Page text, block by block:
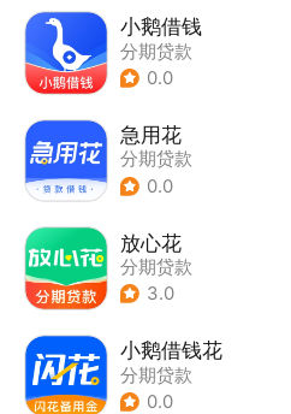
小鹅借钱
分期贷款
0.0
急用花
分期贷款
0.0
放心花
分期贷款
3.0
小鹅借钱花
分期贷款
0.0